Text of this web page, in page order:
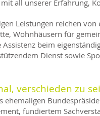
all unserer Erfahrung,
Leistungen reichen
Wohnhäusern für
beim
Dienst sowie
verschieden zu
ehemaligen
fundiertem